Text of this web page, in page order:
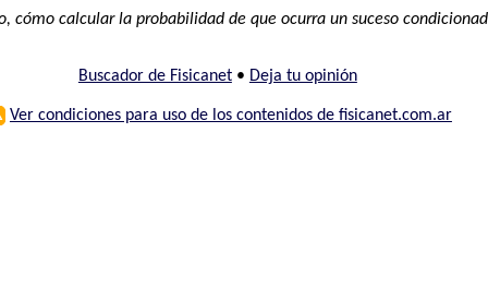
cómo calcular la probabilidad de que ocurra un suceso
Buscador de Fisicanet• Deja tu opinión
Ver condiciones para uso de los contenidos de fisicanet.com.ar